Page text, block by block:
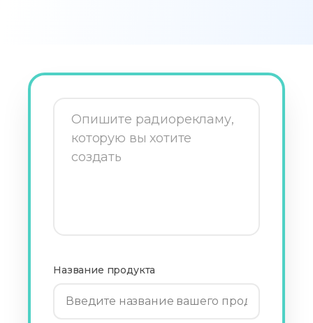
Название продукта